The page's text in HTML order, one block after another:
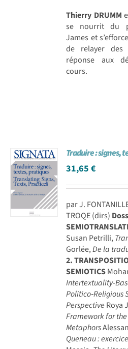
Thierry DRUMM
se nourrit du
James et
de relayer des
réponse aux
cours.
Traduire : signes,
31,65€
par J.
TROQE (dirs)
Susan Petrilli,
Gorlée,De la
2.
SEMIOTICS
Intertextuality-
Politico‑Religious
Perspective Roya
Framework for
Metaphors
Queneau :